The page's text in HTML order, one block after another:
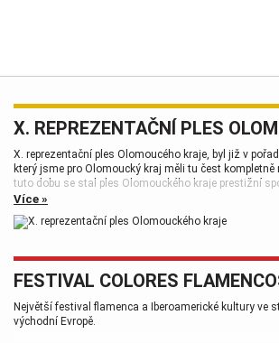
X. reprezentační ples Olomoucého kraje, byl již v
který jsme pro Olomoucký kraj měli tu čest kompletně
tuto dobu se stal ples Olomouckého kraje prestižní
událostí, která patří k vrcholům plesové sezóny.
Více »
FESTIVAL COLORES
Největší festival flamenca a Iberoamerické kultury ve
východní Evropě.